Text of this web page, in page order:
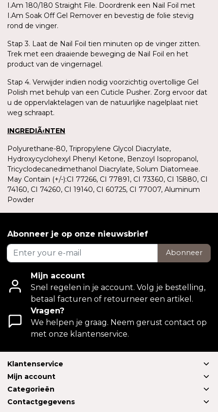
I.Am 180/180 Straight File. Doordrenk een Nail Foil met
I.Am Soak Off Gel Remover en bevestig de folie stevig
rond de vinger.
Stap 3. Laat de Nail Foil tien minuten op de vinger zitten.
Trek met een draaiende beweging de Nail Foil en het
product van de vingernagel.
Stap 4. Verwijder indien nodig voorzichtig overtollige Gel
Polish met behulp van een Cuticle Pusher. Zorg ervoor dat
u de oppervlaktelagen van de natuurlijke nagelplaat niet
weg schraapt.
INGREDIÃ‹NTEN
Polyurethane-80, Tripropylene Glycol Diacrylate,
Hydroxycyclohexyl Phenyl Ketone, Benzoyl Isopropanol,
Tricyclodecanedimethanol Diacrylate, Solum Diatomeae.
May Contain (+/-):CI 77266, CI 77891, CI 73360, CI 15880, CI
74160, CI 74260, CI 19140, CI 60725, CI 77007, Aluminum
Powder
Abonneer je op onze nieuwsbrief
Abonneer
Mijn account
Snel regelen in je account. Volg je bestelling,
betaal facturen of retourneer een artikel.
Vragen?
We helpen je graag. Neem gerust contact op
met onze klantenservice.
Klantenservice
Mijn account
Categorieën
Contactgegevens